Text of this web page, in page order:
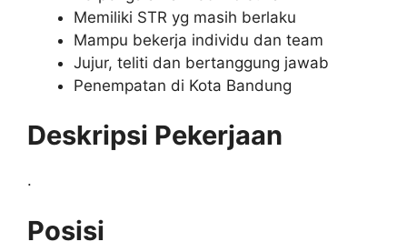
Memiliki STR yg masih berlaku
Mampu bekerja individu dan team
Jujur, teliti dan bertanggung jawab
Penempatan di Kota Bandung
Deskripsi Pekerjaan
.
Posisi